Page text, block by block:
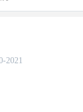
2021